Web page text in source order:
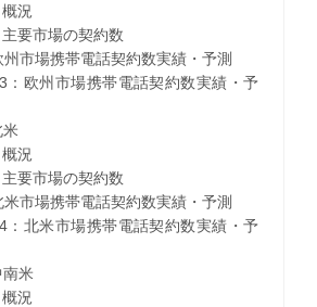
況
場の契約数
携帯電話契約数実績・予測
市場携帯電話契約数実績・予
況
場の契約数
携帯電話契約数実績・予測
市場携帯電話契約数実績・予
米
況